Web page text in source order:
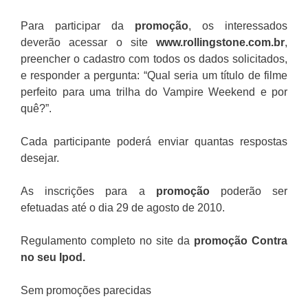
Para participar da promoção, os interessados
deverão acessar o site www.rollingstone.com.br,
preencher o cadastro com todos os dados solicitados,
e responder a pergunta: “Qual seria um título de filme
perfeito para uma trilha do Vampire Weekend e por
quê?”.
Cada participante poderá enviar quantas respostas
desejar.
As inscrições para a promoçãopoderão ser
efetuadas até o dia 29 de agosto de 2010.
Regulamento completo no site da promoção Contra
no seu Ipod.
Sem promoções parecidas